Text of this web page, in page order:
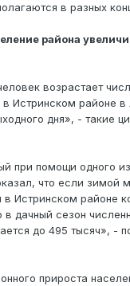
в разных
района
возрастает
Истринском районе в
дня», - такие
при помощи одного
что если зимой
Истринском районе
дачный сезон
до 495 тысяч», -
прироста